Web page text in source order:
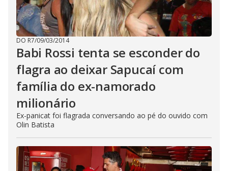
DO R7/09/03/2014
Babi Rossi tenta se esconder do
flagra ao deixar Sapucaí com
família do ex-namorado
milionário
Ex-panicat foi flagrada conversando ao pé do ouvido com
Olin Batista